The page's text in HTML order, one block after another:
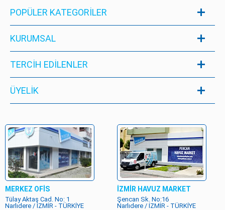
POPÜLER KATEGORILER
KURUMSAL
TERCİH EDİLENLER
ÜYELIK
MERKEZ OFİS
Tülay Aktaş Cad. No: 1
Narlıdere / İZMİR - TÜRKİYE
İZMİR HAVUZ MARKET
Şencan Sk. No:16
Narlıdere / İZMİR - TÜRKİYE